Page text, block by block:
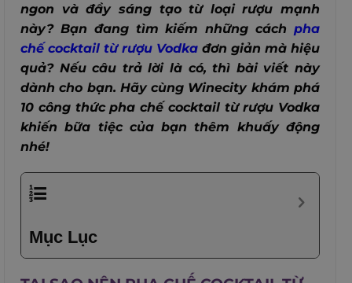
ngon và đầy sáng tạo từ loại rượu mạnh
này? Bạn đang tìm kiếm những cách pha
chế cocktail từ rượu Vodka đơn giản mà hiệu
quả? Nếu câu trả lời là có, thì bài viết này
dành cho bạn. Hãy cùng Winecity khám phá
10 công thức pha chế cocktail từ rượu Vodka
khiến bữa tiệc của bạn thêm khuấy động
nhé!
Mục Lục